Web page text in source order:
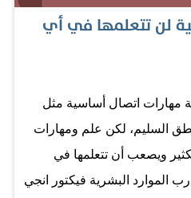
للموسيقى عندما تكون محبطاً ويبدأ عقلك ببث أفكار سلبية. 4-
أحد بالاستماع إلى
على التحدث عن مشاكلك
ما يزيد من شعورك بالحزن.
مراراً وتكراراً يؤول بك
خلق جو سلبي حولك. 5- تجنب تكرار الأفكار السلبية
لن تتعلمها في أي
مهارات اتصال أساسية مثل
السليم، لكن علم ومهارات
ويصعب أن تتعلمها في
الموارد البشرية فيكتور انجي